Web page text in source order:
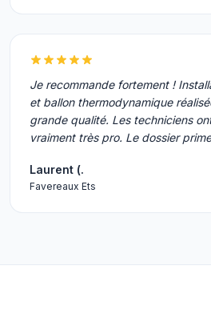
Je recommande fortement !
et ballon thermodynamique
grande qualité. Les techniciens
vraiment très pro. Le dossier
Laurent (.
Favereaux Ets